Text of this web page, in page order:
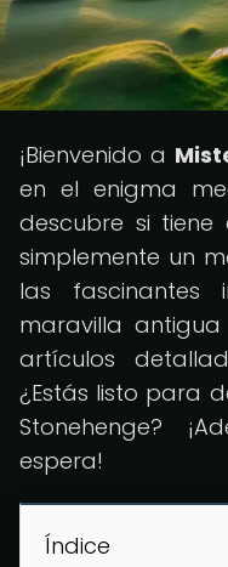
¡Bienvenido a
en el enigma
descubre si tiene
simplemente un
las fascinantes
maravilla
artículos
¿Estás listo para
Stonehenge?
espera!
Índice